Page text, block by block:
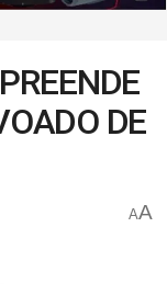
DE
AA